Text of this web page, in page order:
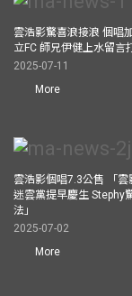
雲浩影驚喜浪接浪 個唱
立FC 師兄伊健上水留言
2025-07-11
More
雲浩影個唱7.3公售 「
迷雲黨提早慶生 Stephy
法」
2025-07-02
More